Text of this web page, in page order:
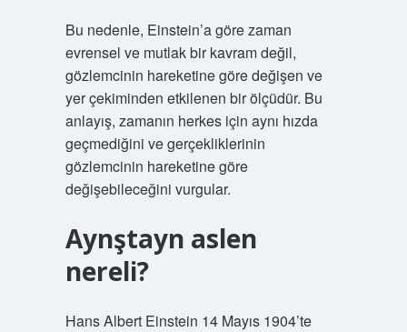
Bu nedenle, Einstein’a göre zaman
evrensel ve mutlak bir kavram değil,
gözlemcinin hareketine göre değişen ve
yer çekiminden etkilenen bir ölçüdür. Bu
anlayış, zamanın herkes için aynı hızda
geçmediğini ve gerçekliklerinin
gözlemcinin hareketine göre
değişebileceğini vurgular.
Aynştayn aslen
nereli?
Hans Albert Einstein 14 Mayıs 1904’te